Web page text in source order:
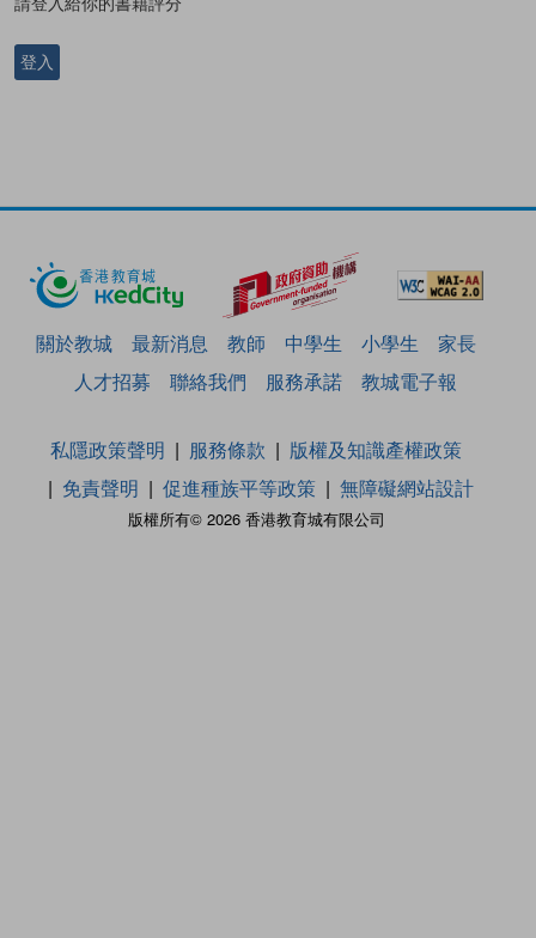
登入
關於教城 最新消息 教師 中學生 小學生
家長
人才招募
聯絡我們 服務承諾 教城電子報
版權所有© 2026 香港教育城有限公司
私隱政策聲明 服務條款
版權及知識產權政策
免責聲明
促進種族平等政策 無障礙網站設計